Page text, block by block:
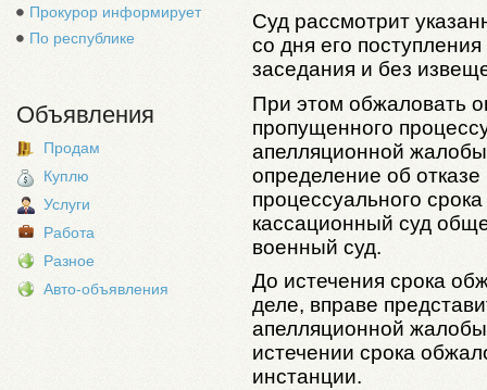
Прокурор информирует
По республике
Объявления
Продам
Куплю
Услуги
Работа
Разное
Авто-объявления
Суд рассмотрит
со дня его
заседания и без
При этом обжаловать
пропущенного
апелляционной
определение об
процессуального
кассационный суд
военный суд.
До истечения срока
деле, вправе
апелляционной
истечении срока
инстанции.